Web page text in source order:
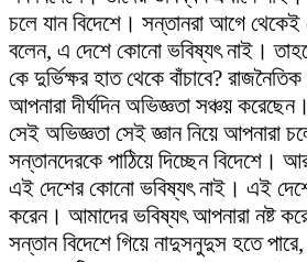
চলে যান বিদেশে। সন্তানরা আগে থেকেই
বলেন, এ দেশে কোনো ভবিষ্যৎ নাই।
কে দুর্ভিক্ষর হাত থেকে বাঁচাবে?
আপনারা দীর্ঘদিন অভিজ্ঞতা সঞ্চয়
সেই অভিজ্ঞতা সেই জ্ঞান নিয়ে আপনারা
সন্তানদেরকে পাঠিয়ে দিচ্ছেন বিদেশে।
এই দেশের কোনো ভবিষ্যৎ নাই। এই
করেন। আমাদের ভবিষ্যৎ আপনারা নষ্ট
সন্তান বিদেশে গিয়ে নাদুসনুদুস হতে